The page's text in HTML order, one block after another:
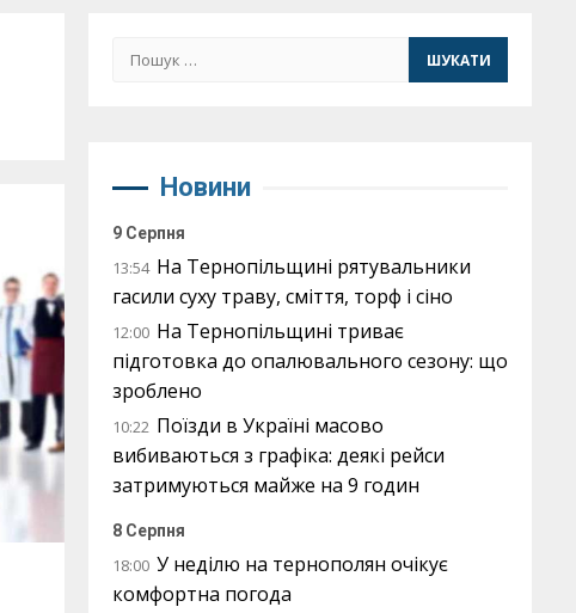
Пошук:
Новини
9 Серпня
13:54 На Тернопільщині рятувальники
гасили суху траву, сміття, торф і сіно
12:00 На Тернопільщині триває
підготовка до опалювального сезону: що
зроблено
10:22 Поїзди в Україні масово
вибиваються з графіка: деякі рейси
затримуються майже на 9 годин
8 Серпня
18:00 У неділю на тернополян очікує
комфортна погода